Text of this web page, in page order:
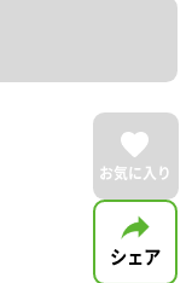
お気に入り
シェア